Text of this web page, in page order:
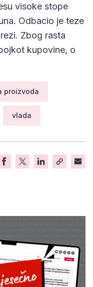
visoke stope
Odbacio je teze
Zbog rasta
kupovine, o
proizvoda
vlada